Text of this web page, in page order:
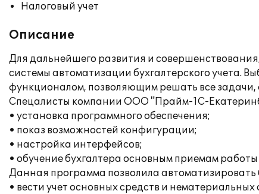
Налоговый учет
Описание
Для дальнейшего развития и
системы автоматизации бухгалтерского учета.
функционалом, позволяющим решать все задачи,
Спецалисты компании ООО "Прайм-1С-
• установка программного обеспечения;
• показ возможностей конфигурации;
• настройка интерфейсов;
• обучение бухгалтера основным приемам
Данная программа позволила
• вести учет основных средств и нематериальных